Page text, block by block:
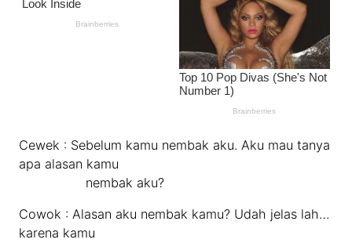
Cewek : Sebelum kamu nembak aku. Aku mau tanya
apa alasan kamu
nembak aku?
Cowok : Alasan aku nembak kamu? Udah jelas lah…
karena kamu